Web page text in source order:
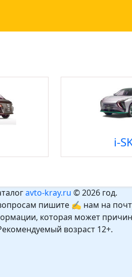
i-
avto-kray.ru © 2026 год.
пишите ✍ нам на
которая может
возраст 12+.